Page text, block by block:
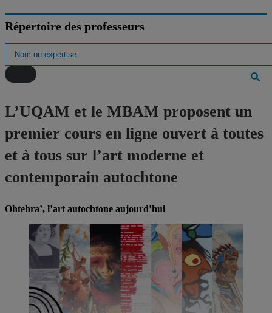
Répertoire des professeurs
L’UQAM et le MBAM proposent un
premier cours en ligne ouvert à toutes
et à tous sur l’art moderne et
contemporain autochtone
Ohtehra’, l’art autochtone aujourd’hui